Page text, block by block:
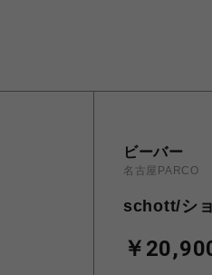
ビーバー
名古屋PARCO
schott/シ
￥